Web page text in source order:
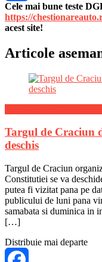
Share
Cele mai bune teste
https://
acest site!
Articole
Targul de Craciun
deschis
Targul de Craciun
Constitutiei se va
putea fi vizitat pana pe
publicului de luni pana
samabata si duminica in
[…]
Distribuie mai departe